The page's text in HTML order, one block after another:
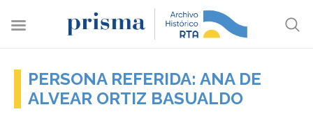
PERSONA REFERIDA: ANA DE
ALVEAR ORTIZ BASUALDO